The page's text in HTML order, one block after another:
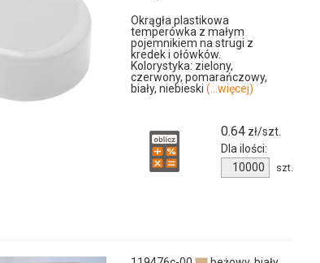
Okrągła plastikowa
temperówka z małym
pojemnikiem na strugi z
kredek i ołówków.
Kolorystyka: zielony,
czerwony, pomarańczowy,
biały, niebieski (...więcej)
0.64 zł/szt.
Dla ilości:
Ilość
produktu
szt.